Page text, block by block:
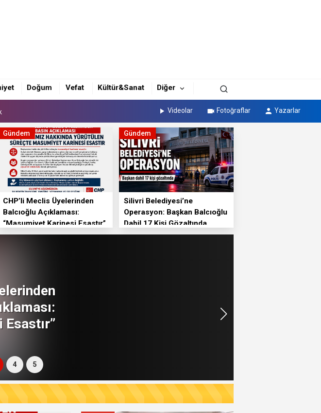
Doğum Vefat Kültür&Sanat Diğer
Videolar Fotoğraflar Yazarlar
Gündem
CHP’li Meclis Üyelerinden
Balcıoğlu Açıklaması:
“Masumiyet Karinesi Esastır”
Gündem
Silivri Belediyesi’ne
Operasyon: Başkan Balcıoğlu
Dahil 17 Kişi Gözaltında
17 Kişi
4 5